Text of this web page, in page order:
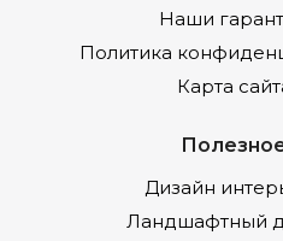
Наши
Политика
Карта
Дизайн
Ландшафтный